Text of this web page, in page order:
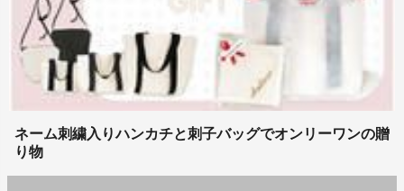
ネーム刺繍入りハンカチと刺子バッグでオンリーワンの贈
り物